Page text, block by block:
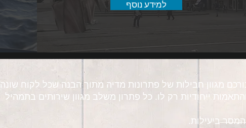
למידע נוסף
מגוון חבילות של פתרונות מדיה מתוך הבנה שכל לקוח שונה
ייחודיות רק לו. כל פתרון משלב מגוון שירותים בתמהיל
ביעילות.